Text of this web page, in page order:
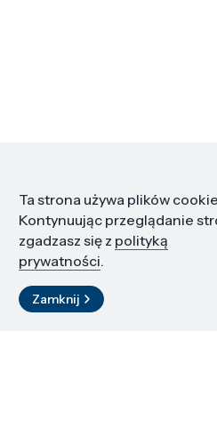
Informacje
Edukacja i kariera
Zasoby i materiały
Kontakt
Ta strona używa plików
Kontynuując przeglądanie
zgadzasz się z polityką
prywatności.
Zamknij